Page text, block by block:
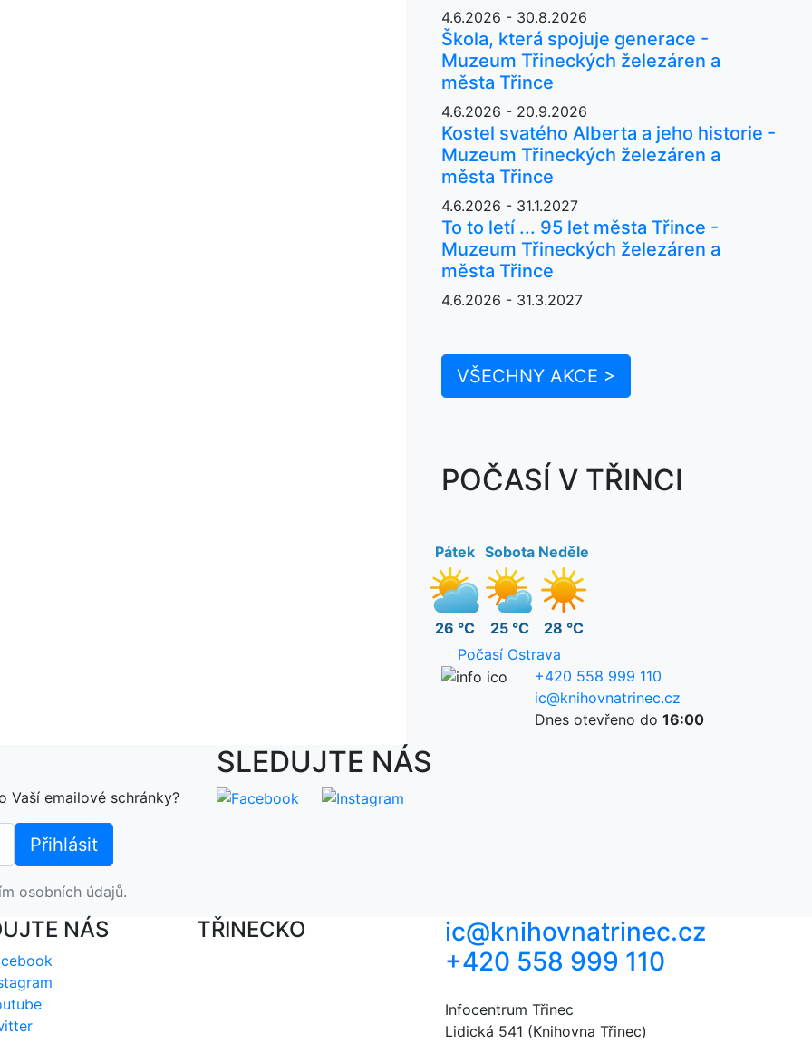
4.6.2026 - 30.8.2026
Škola, která spojuje generace -
Muzeum Třineckých železáren a
města Třince
4.6.2026 - 20.9.2026
Kostel svatého Alberta a jeho historie -
Muzeum Třineckých železáren a
města Třince
4.6.2026 - 31.1.2027
To to letí ... 95 let města Třince -
Muzeum Třineckých železáren a
města Třince
4.6.2026 - 31.3.2027
VŠECHNY AKCE >
POČASÍ V TŘINCI
Pátek
26 °C
Sobota
25 °C
Neděle
28 °C
Počasí Ostrava
+420 558 999 110
ic@knihovnatrinec.cz
Dnes otevřeno do 16:00
Vaší emailové schránky?
osobních údajů.
SLEDUJTE NÁS
NÁS TŘINECKO
ic@knihovnatrinec.cz
+420 558 999 110
Infocentrum Třinec
Lidická 541 (Knihovna Třinec)